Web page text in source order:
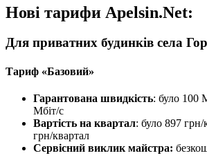
Нові тарифи Apelsin.Net:
Для приватних будинків села
Тариф «Базовий»
Гарантована швидкість: було 100
Мбіт/с
Вартість на квартал: було 897 грн/
грн/квартал
Сервісний виклик майстра: